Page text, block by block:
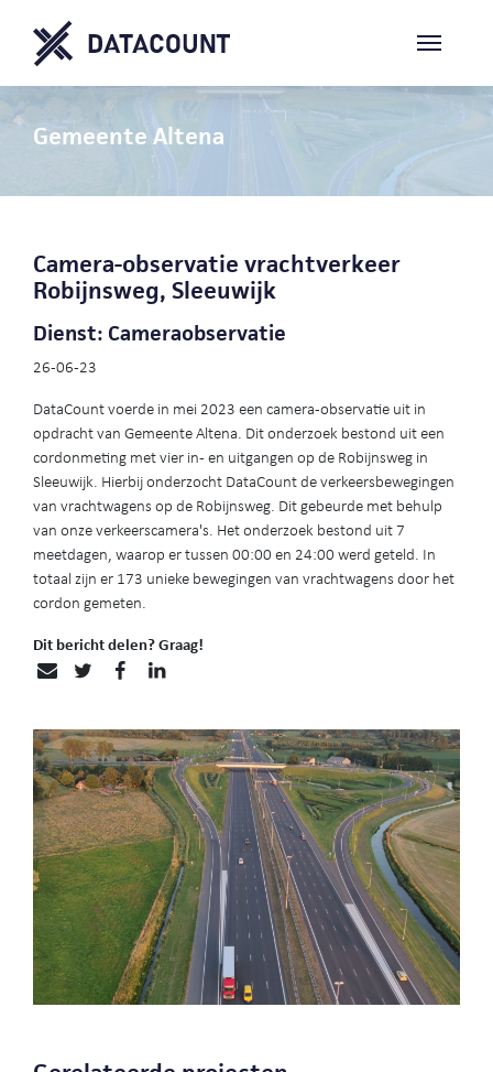
Gemeente Altena
Camera-observatie vrachtverkeer
Robijnsweg, Sleeuwijk
Dienst: Cameraobservatie
26-06-23
DataCount voerde in mei 2023 een camera-observatie uit in
opdracht van Gemeente Altena. Dit onderzoek bestond uit een
cordonmeting met vier in- en uitgangen op de Robijnsweg in
Sleeuwijk. Hierbij onderzocht DataCount de verkeersbewegingen
van vrachtwagens op de Robijnsweg. Dit gebeurde met behulp
van onze verkeerscamera's. Het onderzoek bestond uit 7
meetdagen, waarop er tussen 00:00 en 24:00 werd geteld. In
totaal zijn er 173 unieke bewegingen van vrachtwagens door het
cordon gemeten.
Dit bericht delen? Graag!